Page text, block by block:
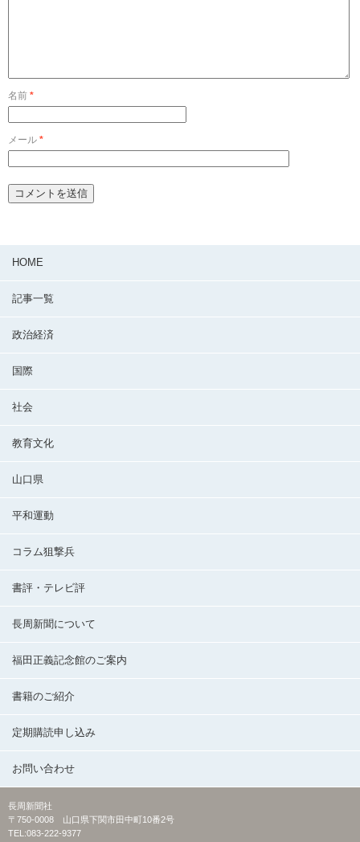
名前 *
メール *
HOME
記事一覧
政治経済
国際
社会
教育文化
山口県
平和運動
コラム狙撃兵
書評・テレビ評
長周新聞について
福田正義記念館のご案内
書籍のご紹介
定期購読申し込み
お問い合わせ
長周新聞社
〒750-0008 山口県下関市田中町10番2号
TEL:083-222-9377